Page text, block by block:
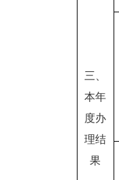
三、
本年
度办
理结
果